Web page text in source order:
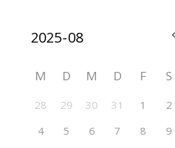
M D M D F S
28 29 30 31 1 2
4
5 6 7 8 9